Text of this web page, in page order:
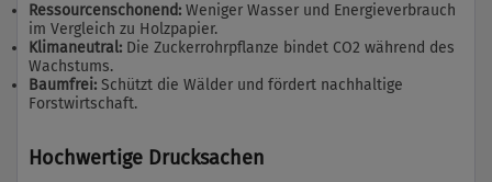
Ressourcenschonend: Weniger Wasser und Energieverbrauch
im Vergleich zu Holzpapier.
Klimaneutral: Die Zuckerrohrpflanze bindet CO2 während des
Wachstums.
Baumfrei: Schützt die Wälder und fördert nachhaltige
Forstwirtschaft.
Hochwertige Drucksachen